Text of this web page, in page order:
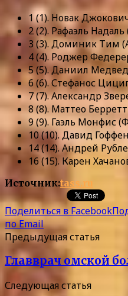
1 (1). Новак
2 (2). Рафаэль
3 (3). Доминик Тим
4 (4). Роджер
5 (5). Даниил
6 (6). Стефанос
7 (7). Александр
8 (8). Маттео
9 (9). Гаэль Монфис
10 (10). Давид
14 (14). Андрей
16 (15). Карен
Источник:tass.ru
Поделиться в Facebook
по Email
Предыдущая статья
Главврач омской
Следующая статья